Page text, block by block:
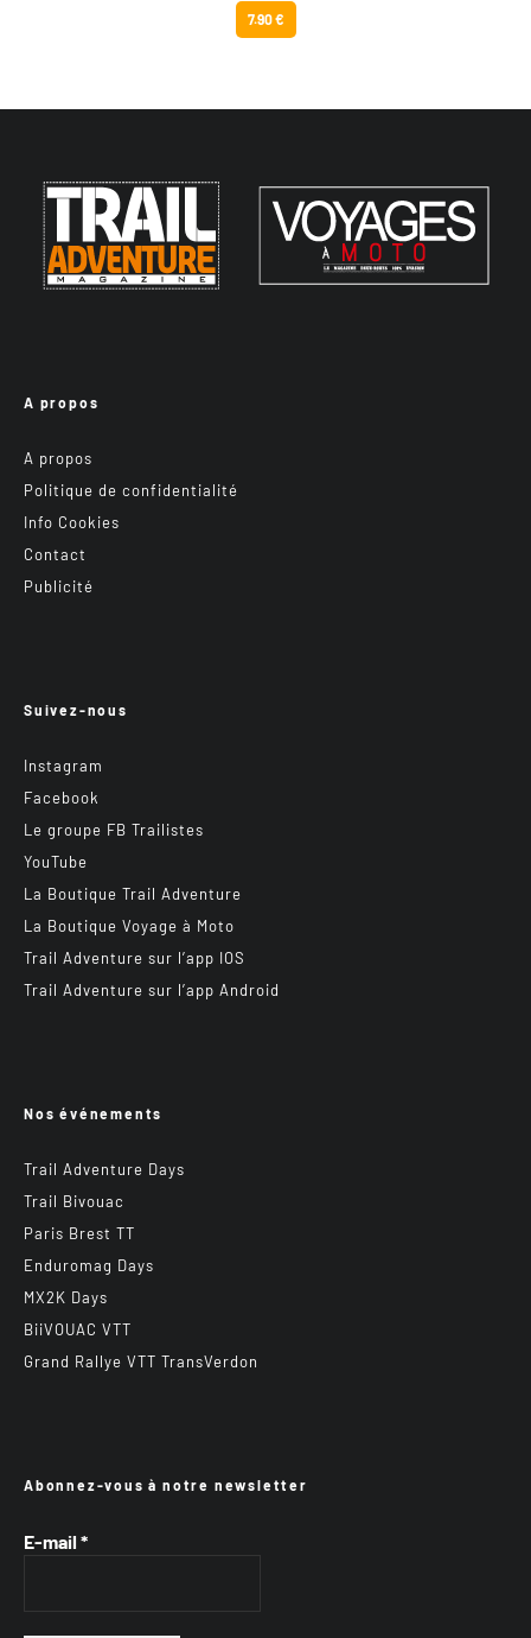
7.90 €
A propos
A propos
Politique de confidentialité
Info Cookies
Contact
Publicité
Suivez-nous
Instagram
Facebook
Le groupe FB Trailistes
YouTube
La Boutique Trail Adventure
La Boutique Voyage à Moto
Trail Adventure sur l’app IOS
Trail Adventure sur l’app Android
Nos événements
Trail Adventure Days
Trail Bivouac
Paris Brest TT
Enduromag Days
MX2K Days
BiiVOUAC VTT
Grand Rallye VTT TransVerdon
Abonnez-vous à notre newsletter
E-mail *